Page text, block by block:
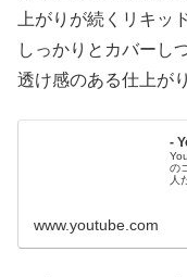
上がりが続くリキッ
しっかりとカバーし
透け感のある仕上が
-
の
人
www.youtube.com